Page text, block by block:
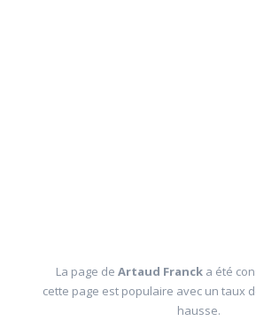
La page de Artaud Franck a été
cette page est populaire avec un taux
hausse.